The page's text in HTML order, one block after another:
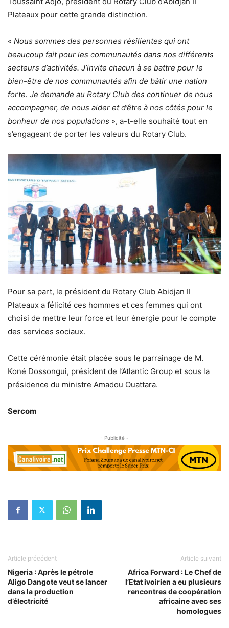
Plateaux pour cette grande distinction.
« Nous sommes des personnes résilientes qui ont
beaucoup fait pour les communautés dans nos différents
secteurs d’activités. J’invite chacun à se battre pour le
bien-être de nos communautés afin de bâtir une nation
forte. Je demande au Rotary Club des continuer de nous
accompagner, de nous aider et d’être à nos côtés pour le
bonheur de nos populations », a-t-elle souhaité tout en
s’engageant de porter les valeurs du Rotary Club.
Pour sa part, le président du Rotary Club Abidjan II
Plateaux a félicité ces hommes et ces femmes qui ont
choisi de mettre leur force et leur énergie pour le compte
des services sociaux.
Cette cérémonie était placée sous le parrainage de M.
Koné Dossongui, président de l’Atlantic Group et sous la
présidence du ministre Amadou Ouattara.
Sercom
- Publicité -
Article précédent
Nigeria : Après le pétrole
Aligo Dangote veut se lancer
dans la production
d’électricité
Article suivant
Africa Forward : Le Chef de
l’Etat ivoirien a eu plusieurs
rencontres de coopération
africaine avec ses
homologues